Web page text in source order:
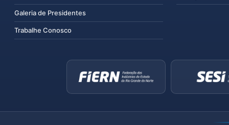
Galeria de Presidentes
Trabalhe Conosco